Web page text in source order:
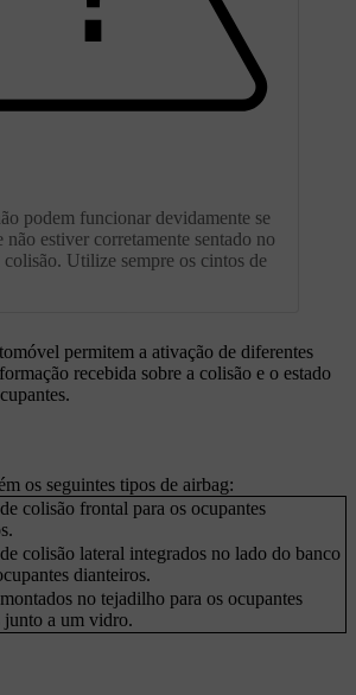
podem funcionar devidamente se
não estiver corretamente sentado no
colisão. Utilize sempre os cintos de
permitem a ativação de diferentes
recebida sobre a colisão e o estado
os seguintes tipos de airbag:
colisão frontal para os ocupantes
colisão lateral integrados no lado do banco
dianteiros.
no tejadilho para os ocupantes
junto a um vidro.